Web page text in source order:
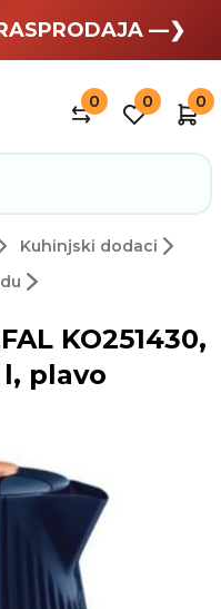
—❯ —❯
0 0 0
Kuhinjski dodaci
KO251430,
l, plavo